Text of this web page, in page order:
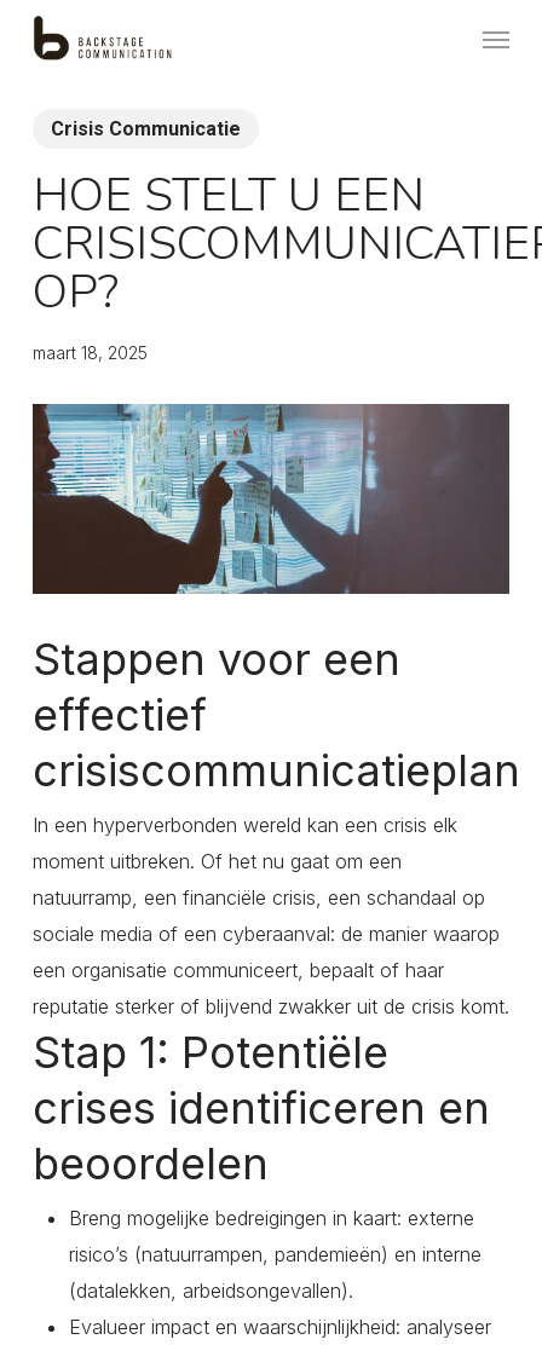
Skip
contentCrisis Communicatie
HOE STELT U EEN
OP?
maart 18, 2025
Stappen voor een
effectief
crisiscommunicatieplan
In een hyperverbonden wereld kan een crisis elk
moment uitbreken. Of het nu gaat om een
natuurramp, een financiële crisis, een schandaal op
sociale media of een cyberaanval: de manier waarop
een organisatie communiceert, bepaalt of haar
reputatie sterker of blijvend zwakker uit de crisis komt.
Stap 1: Potentiële
crises identificeren en
beoordelen
Breng mogelijke bedreigingen in kaart: externe
risico’s (natuurrampen, pandemieën) en interne
(datalekken, arbeidsongevallen).
Evalueer impact en waarschijnlijkheid: analyseer